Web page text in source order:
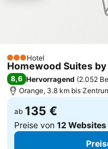
3 Sterne
Hotel
Homewood Suites
8,6 Hervorragend (2.052
Orange, 3.8 km bis
ab 135 €
Preise von 12 Websites